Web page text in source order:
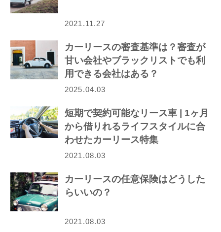
2021.11.27
カーリースの審査基準は？審査が
甘い会社やブラックリストでも利
用できる会社はある？
2025.04.03
短期で契約可能なリース車 | 1ヶ月
から借りれるライフスタイルに合
わせたカーリース特集
2021.08.03
カーリースの任意保険はどうした
らいいの？
2021.08.03